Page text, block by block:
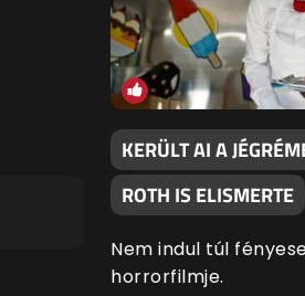
KERÜLT AI A
ROTH IS ELISMERTE
Nem indul túl
horrorfilmje.